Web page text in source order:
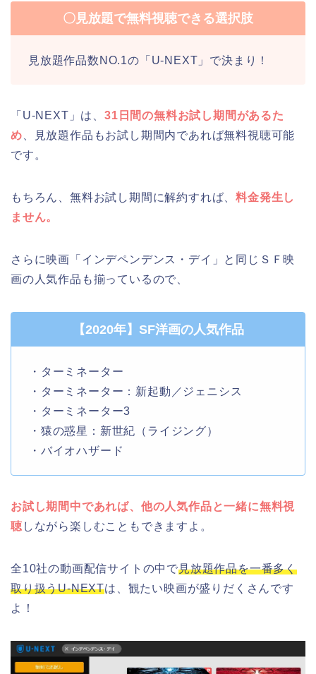
〇見放題で無料視聴できる選択肢
見放題作品数NO.1の「U-NEXT」で決まり！
「U-NEXT」は、 31日間の無料お試し期間があるた
め 、見放題作品もお試し期間内であれば無料視聴可能
です。
もちろん、無料お試し期間に解約すれば、料金発生し
ません。
さらに映画「インデペンデンス・デイ」と同じＳＦ映
画の人気作品も揃っているので、
【2020年】SF洋画の人気作品
・ターミネーター
・ターミネーター：新起動／ジェニシス
・ターミネーター3
・猿の惑星：新世紀（ライジング）
・バイオハザード
お試し期間中であれば、他の人気作品と一緒に無料視
聴 しながら楽しむこともできますよ。
全10社の動画配信サイトの中で見放題作品を一番多く
取り扱うU-NEXTは、観たい映画が盛りだくさんです
よ！